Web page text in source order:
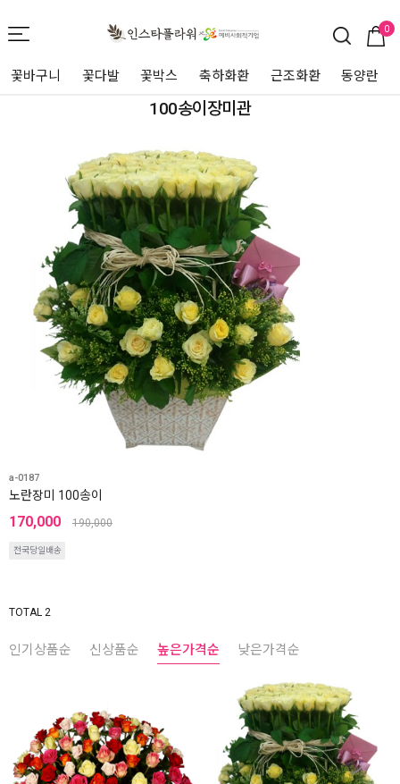
0
꽃바구니 꽃다발 꽃박스 축하화환 근조화환 동양란
100송이장미관
a-0187
노란장미 100송이
170,000 190,000
전국당일배송
TOTAL 2
인기상품순 신상품순 높은가격순 낮은가격순